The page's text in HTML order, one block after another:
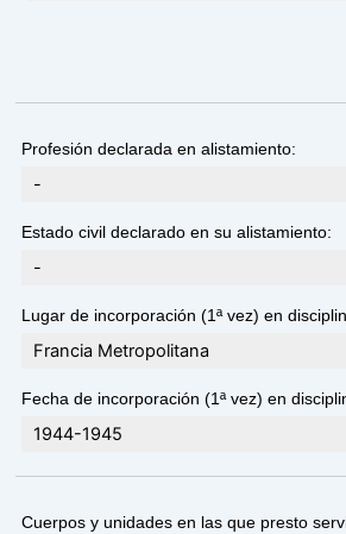
Profesión declarada en alistamiento:
-
Estado civil declarado en su alistamiento:
-
Lugar de incorporación (1ª vez) en
Francia Metropolitana
Fecha de incorporación (1ª vez) en
1944-1945
Cuerpos y unidades en las que presto